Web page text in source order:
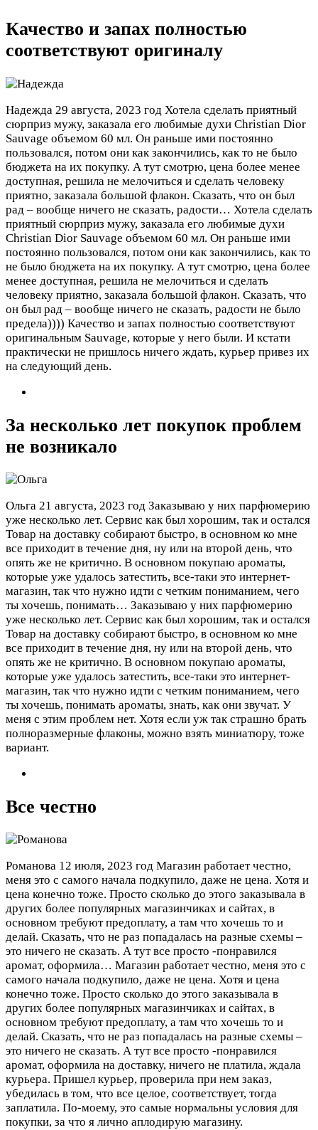
Качество и запах полностью
соответствуют оригиналу
Надежда 29 августа, 2023 год Хотела сделать приятный
сюрприз мужу, заказала его любимые духи Christian Dior
Sauvage объемом 60 мл. Он раньше ими постоянно
пользовался, потом они как закончились, как то не было
бюджета на их покупку. А тут смотрю, цена более менее
доступная, решила не мелочиться и сделать человеку
приятно, заказала большой флакон. Сказать, что он был
рад – вообще ничего не сказать, радости… Хотела сделать
приятный сюрприз мужу, заказала его любимые духи
Christian Dior Sauvage объемом 60 мл. Он раньше ими
постоянно пользовался, потом они как закончились, как то
не было бюджета на их покупку. А тут смотрю, цена более
менее доступная, решила не мелочиться и сделать
человеку приятно, заказала большой флакон. Сказать, что
он был рад – вообще ничего не сказать, радости не было
предела)))) Качество и запах полностью соответствуют
оригинальным Sauvage, которые у него были. И кстати
практически не пришлось ничего ждать, курьер привез их
на следующий день.
За несколько лет покупок проблем
не возникало
Ольга 21 августа, 2023 год Заказываю у них парфюмерию
уже несколько лет. Сервис как был хорошим, так и остался
Товар на доставку собирают быстро, в основном ко мне
все приходит в течение дня, ну или на второй день, что
опять же не критично. В основном покупаю ароматы,
которые уже удалось затестить, все-таки это интернет-
магазин, так что нужно идти с четким пониманием, чего
ты хочешь, понимать… Заказываю у них парфюмерию
уже несколько лет. Сервис как был хорошим, так и остался
Товар на доставку собирают быстро, в основном ко мне
все приходит в течение дня, ну или на второй день, что
опять же не критично. В основном покупаю ароматы,
которые уже удалось затестить, все-таки это интернет-
магазин, так что нужно идти с четким пониманием, чего
ты хочешь, понимать ароматы, знать, как они звучат. У
меня с этим проблем нет. Хотя если уж так страшно брать
полноразмерные флаконы, можно взять миниатюру, тоже
вариант.
Все честно
Романова 12 июля, 2023 год Магазин работает честно,
меня это с самого начала подкупило, даже не цена. Хотя и
цена конечно тоже. Просто сколько до этого заказывала в
других более популярных магазинчиках и сайтах, в
основном требуют предоплату, а там что хочешь то и
делай. Сказать, что не раз попадалась на разные схемы –
это ничего не сказать. А тут все просто -понравился
аромат, оформила… Магазин работает честно, меня это с
самого начала подкупило, даже не цена. Хотя и цена
конечно тоже. Просто сколько до этого заказывала в
других более популярных магазинчиках и сайтах, в
основном требуют предоплату, а там что хочешь то и
делай. Сказать, что не раз попадалась на разные схемы –
это ничего не сказать. А тут все просто -понравился
аромат, оформила на доставку, ничего не платила, ждала
курьера. Пришел курьер, проверила при нем заказ,
убедилась в том, что все целое, соответствует, тогда
заплатила. По-моему, это самые нормальны условия для
покупки, за что я лично аплодирую магазину.